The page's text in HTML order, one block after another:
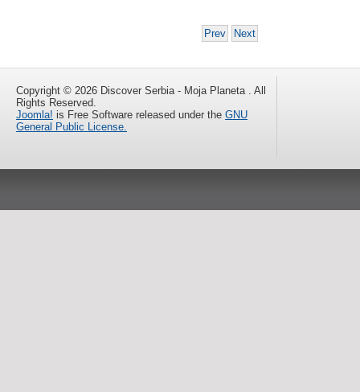
Prev Next
Copyright © 2026 Discover Serbia - Moja Planeta . All
Rights Reserved.
Joomla! is Free Software released under the GNU
General Public License.